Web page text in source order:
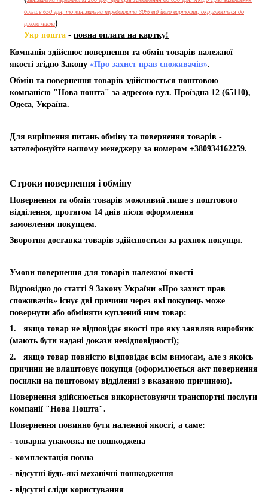
більше 650 грн, то мінімальна передоплата 30% від його вартості, округлюється до
цілого числа)
Укр пошта - повна оплата на картку!
Компанія здійснює повернення та обмін товарів належної
якості згідно Закону «Про захист прав споживачів».
Обмін та повернення товарів здійснюється поштовою
компанією "Нова пошта" за адресою вул. Проїздна 12 (65110),
Одеса, Україна.
Для вирішення питань обміну та повернення товарів -
зателефонуйте нашому менеджеру за номером +380934162259.
Строки повернення і обміну
Повернення та обмін товарів можливий лише з поштового
відділення, протягом 14 днів після оформлення
замовлення покупцем.
Зворотня доставка товарів здійснюється за рахнок покупця.
Умови повернення для товарів належної якості
Відповідно до статті 9 Закону України «Про захист прав
споживачів» існує дві причини через які покупець може
повернути або обміняти куплений ним товар:
1. якщо товар не відповідає якості про яку заявляв виробник
(мають бути надані докази невідповідності);
2. якщо товар повністю відповідає всім вимогам, але з якоїсь
причини не влаштовує покупця (оформлюється акт повернення
посилки на поштовому відділенні з вказаною причиною).
Повернення здійснюється використовуючи транспортні послуги
компанії "Нова Пошта".
Повернення повинно бути належної якості, а саме:
- товарна упаковка не пошкоджена
- комплектація повна
- відсутні будь-які механічні пошкодження
- відсутні сліди користування